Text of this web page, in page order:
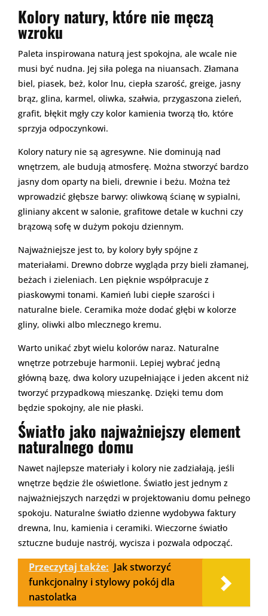
Kolory natury, które nie męczą
wzroku
Paleta inspirowana naturą jest spokojna, ale wcale nie
musi być nudna. Jej siła polega na niuansach. Złamana
biel, piasek, beż, kolor lnu, ciepła szarość, greige, jasny
brąz, glina, karmel, oliwka, szałwia, przygaszona zieleń,
grafit, błękit mgły czy kolor kamienia tworzą tło, które
sprzyja odpoczynkowi.
Kolory natury nie są agresywne. Nie dominują nad
wnętrzem, ale budują atmosferę. Można stworzyć bardzo
jasny dom oparty na bieli, drewnie i beżu. Można też
wprowadzić głębsze barwy: oliwkową ścianę w sypialni,
gliniany akcent w salonie, grafitowe detale w kuchni czy
brązową sofę w dużym pokoju dziennym.
Najważniejsze jest to, by kolory były spójne z
materiałami. Drewno dobrze wygląda przy bieli złamanej,
beżach i zieleniach. Len pięknie współpracuje z
piaskowymi tonami. Kamień lubi ciepłe szarości i
naturalne biele. Ceramika może dodać głębi w kolorze
gliny, oliwki albo mlecznego kremu.
Warto unikać zbyt wielu kolorów naraz. Naturalne
wnętrze potrzebuje harmonii. Lepiej wybrać jedną
główną bazę, dwa kolory uzupełniające i jeden akcent niż
tworzyć przypadkową mieszankę. Dzięki temu dom
będzie spokojny, ale nie płaski.
Światło jako najważniejszy element
naturalnego domu
Nawet najlepsze materiały i kolory nie zadziałają, jeśli
wnętrze będzie źle oświetlone. Światło jest jednym z
najważniejszych narzędzi w projektowaniu domu pełnego
spokoju. Naturalne światło dzienne wydobywa faktury
drewna, lnu, kamienia i ceramiki. Wieczorne światło
sztuczne buduje nastrój, wycisza i pozwala odpocząć.
Przeczytaj także: Jak stworzyć
funkcjonalny i stylowy pokój dla
nastolatka